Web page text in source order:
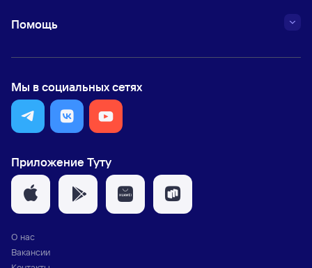
Помощь
Мы в социальных сетях
Приложение Туту
О нас
Вакансии